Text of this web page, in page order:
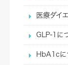
医療ダイ
GLP-1に
HbA1cに